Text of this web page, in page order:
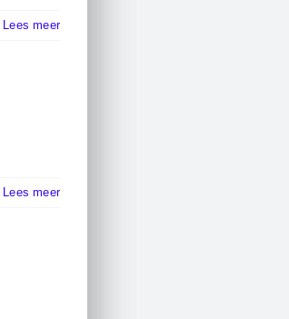
Lees meer
Lees meer